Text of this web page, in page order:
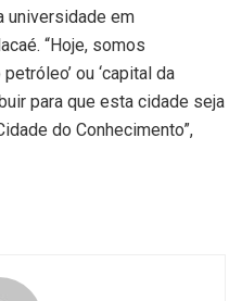
universidade em
“Hoje, somos
ou ‘capital da
para que esta cidade seja
do Conhecimento”,